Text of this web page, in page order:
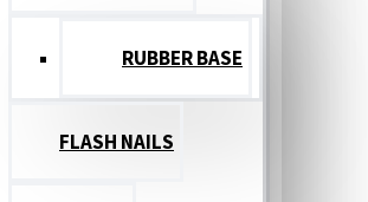
RUBBER BASE
FLASH NAILS